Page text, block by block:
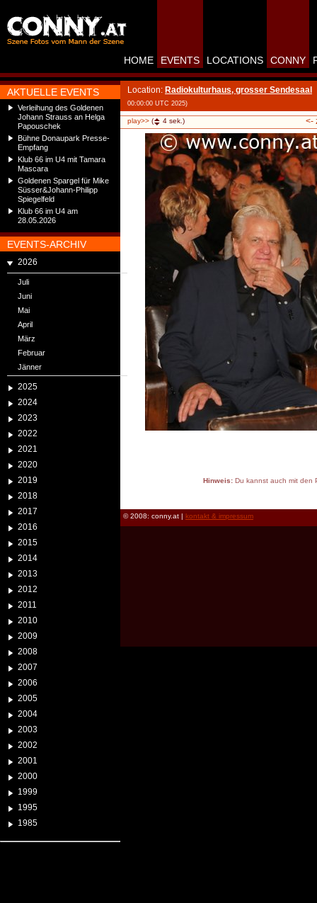
AKTUELLE EVENTS
Verleihung des Goldenen
Johann Strauss an Helga
Papouschek
Bühne Donaupark Presse-
Empfang
Klub 66 im U4 mit Tamara
Mascara
Goldenen Spargel für Mike
Süsser&Johann-Philipp
Spiegelfeld
Klub 66 im U4 am
28.05.2026
EVENTS-ARCHIV
2026
Juli
Juni
Mai
April
März
Februar
Jänner
2025
2024
2023
2022
2021
2020
2019
2018
2017
2016
2015
2014
2013
2012
2011
2010
2009
2008
2007
2006
2005
2004
2003
2002
2001
2000
1999
1995
1985
HOME EVENTS LOCATIONS CONNY
Location: Radiokulturhaus, grosser Sendesaal
00:00:00 UTC 2025)
play>> ( 4 sek.) <-
Hinweis:Du kannst auch mit den
© 2008: conny.at | kontakt & impressum